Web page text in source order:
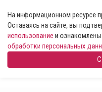
На информационном ресурсе
Оставаясь на сайте, вы
использование и
обработки персональных